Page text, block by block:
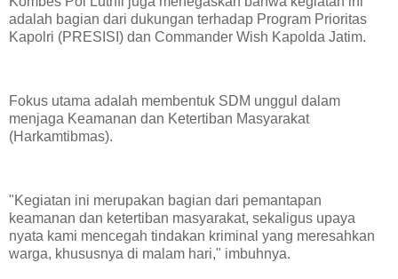
adalah bagian dari dukungan terhadap Program Prioritas
Kapolri (PRESISI) dan Commander Wish Kapolda Jatim.
Fokus utama adalah membentuk SDM unggul dalam
menjaga Keamanan dan Ketertiban Masyarakat
(Harkamtibmas).
"Kegiatan ini merupakan bagian dari pemantapan
keamanan dan ketertiban masyarakat, sekaligus upaya
nyata kami mencegah tindakan kriminal yang meresahkan
warga, khususnya di malam hari," imbuhnya.